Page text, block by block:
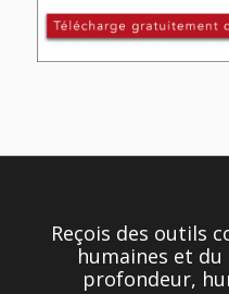
Reçois des outils
humaines et du
profondeur,